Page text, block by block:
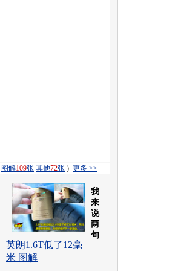
图解109张 其他72张 ) 更多 >>
英朗1.6T低了12毫
米 图解
我
来
说
两
句